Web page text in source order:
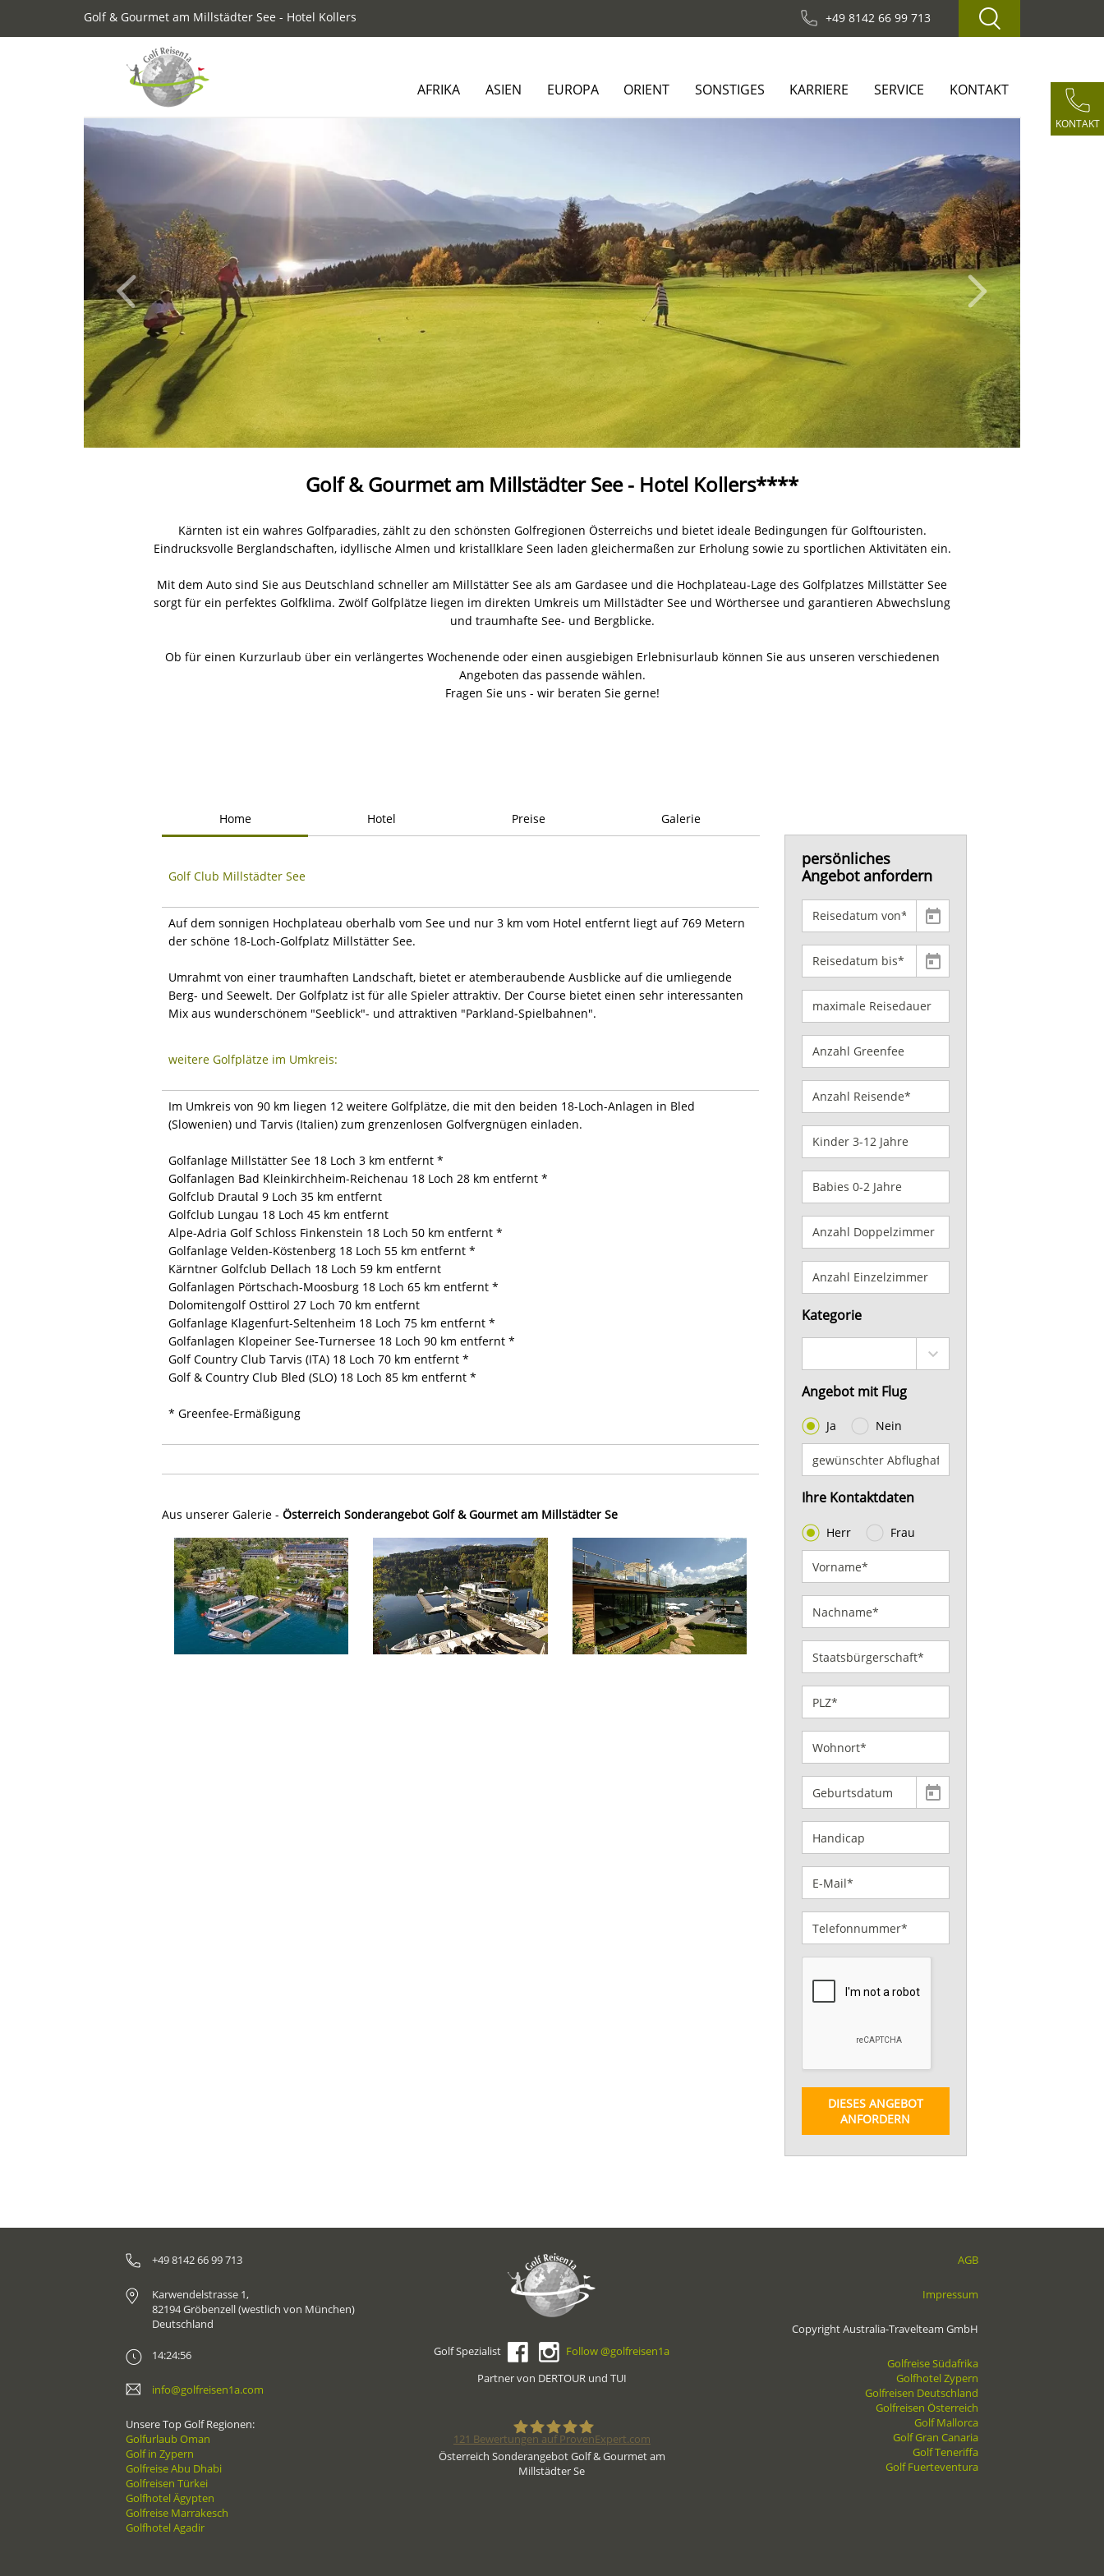
Golf & Gourmet am Millstädter See - Hotel Kollers +49 8142 66 99 713
KONTAKT
AFRIKA ASIEN EUROPA ORIENT SONSTIGES KARRIERE SERVICE KONTAKT
Previous
Golf & Gourmet am Millstädter See - Hotel Kollers****
Kärnten ist ein wahres Golfparadies, zählt zu den schönsten Golfregionen Österreichs und bietet ideale Bedingungen für Golftouristen.
Eindrucksvolle Berglandschaften, idyllische Almen und kristallklare Seen laden gleichermaßen zur Erholung sowie zu sportlichen Aktivitäten ein.
Mit dem Auto sind Sie aus Deutschland schneller am Millstätter See als am Gardasee und die Hochplateau-Lage des Golfplatzes Millstätter See
sorgt für ein perfektes Golfklima. Zwölf Golfplätze liegen im direkten Umkreis um Millstädter See und Wörthersee und garantieren Abwechslung
und traumhafte See- und Bergblicke.
Ob für einen Kurzurlaub über ein verlängertes Wochenende oder einen ausgiebigen Erlebnisurlaub können Sie aus unseren verschiedenen
Angeboten das passende wählen.
Fragen Sie uns - wir beraten Sie gerne!
Home Hotel Preise Galerie
Golf Club Millstädter See
Auf dem sonnigen Hochplateau oberhalb vom See und nur 3 km vom Hotel entfernt liegt auf 769 Metern
der schöne 18-Loch-Golfplatz Millstätter See.
Umrahmt von einer traumhaften Landschaft, bietet er atemberaubende Ausblicke auf die umliegende
Berg- und Seewelt. Der Golfplatz ist für alle Spieler attraktiv. Der Course bietet einen sehr interessanten
Mix aus wunderschönem "Seeblick"- und attraktiven "Parkland-Spielbahnen".
weitere Golfplätze im Umkreis:
Im Umkreis von 90 km liegen 12 weitere Golfplätze, die mit den beiden 18-Loch-Anlagen in Bled
(Slowenien) und Tarvis (Italien) zum grenzenlosen Golfvergnügen einladen.
Golfanlage Millstätter See 18 Loch 3 km entfernt *
Golfanlagen Bad Kleinkirchheim-Reichenau 18 Loch 28 km entfernt *
Golfclub Drautal 9 Loch 35 km entfernt
Golfclub Lungau 18 Loch 45 km entfernt
Alpe-Adria Golf Schloss Finkenstein 18 Loch 50 km entfernt *
Golfanlage Velden-Köstenberg 18 Loch 55 km entfernt *
Kärntner Golfclub Dellach 18 Loch 59 km entfernt
Golfanlagen Pörtschach-Moosburg 18 Loch 65 km entfernt *
Dolomitengolf Osttirol 27 Loch 70 km entfernt
Golfanlage Klagenfurt-Seltenheim 18 Loch 75 km entfernt *
Golfanlagen Klopeiner See-Turnersee 18 Loch 90 km entfernt *
Golf Country Club Tarvis (ITA) 18 Loch 70 km entfernt *
Golf & Country Club Bled (SLO) 18 Loch 85 km entfernt *
* Greenfee-Ermäßigung
Aus unserer Galerie - Österreich Sonderangebot Golf & Gourmet am Millstädter Se
persönliches
Angebot anfordern
Kategorie
Angebot mit Flug
Ja Nein
Ihre Kontaktdaten
Herr Frau
DIESES ANGEBOT
ANFORDERN
+49 8142 66 99 713
Karwendelstrasse 1,
82194 Gröbenzell (westlich von München)
Deutschland
14:24:56
info@golfreisen1a.com
Unsere Top Golf Regionen:
Golfurlaub Oman
Golf in Zypern
Golfreise Abu Dhabi
Golfreisen Türkei
Golfhotel Ägypten
Golfreise Marrakesch
Golfhotel Agadir
Golf Spezialist
Follow @golfreisen1a
Partner von DERTOUR und TUI
Golfreisen1a - Golfreisen vom
121 Bewertungen auf ProvenExpert.com
Österreich Sonderangebot Golf & Gourmet am
Millstädter Se
AGB
Impressum
Copyright Australia-Travelteam GmbH
Golfreise Südafrika
Golfhotel Zypern
Golfreisen Deutschland
Golfreisen Österreich
Golf Mallorca
Golf Gran Canaria
Golf Teneriffa
Golf Fuerteventura